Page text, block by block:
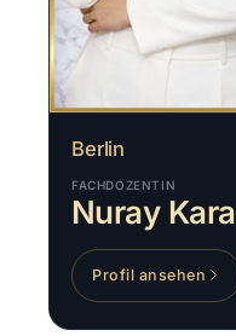
Berlin
FACHDOZENTIN
Nuray Kara
Profil ansehen